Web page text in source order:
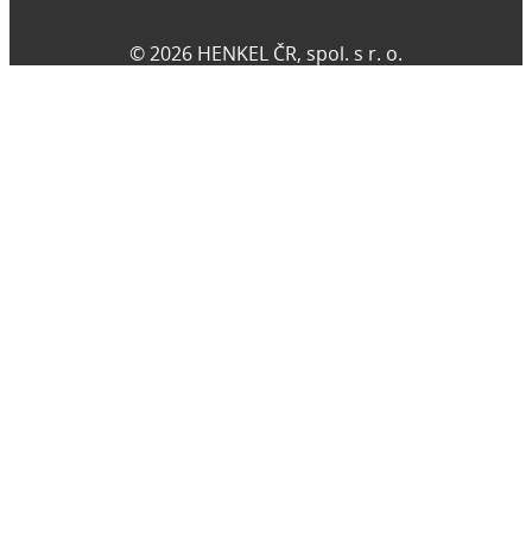
© 2026 HENKEL ČR, spol. s r. o.